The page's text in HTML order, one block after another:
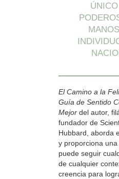
ÚNICO
MANOS
El Camino a la
Guía de Sentido
Mejor del autor,
fundador de
Hubbard, aborda
y proporciona
puede seguir
de cualquier
creencia para